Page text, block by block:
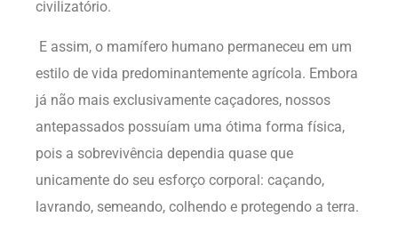
civilizatório.
E assim, o mamífero humano permaneceu em um
estilo de vida predominantemente agrícola. Embora
já não mais exclusivamente caçadores, nossos
antepassados possuíam uma ótima forma física,
pois a sobrevivência dependia quase que
unicamente do seu esforço corporal: caçando,
lavrando, semeando, colhendo e protegendo a terra.